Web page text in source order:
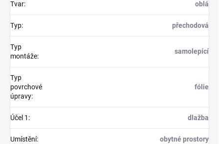
Tvar: oblá
Typ: přechodová
Typ
montáže:
samolepící
Typ
povrchové
úpravy:
fólie
Účel 1 : dlažba
Umístění: obytné prostory